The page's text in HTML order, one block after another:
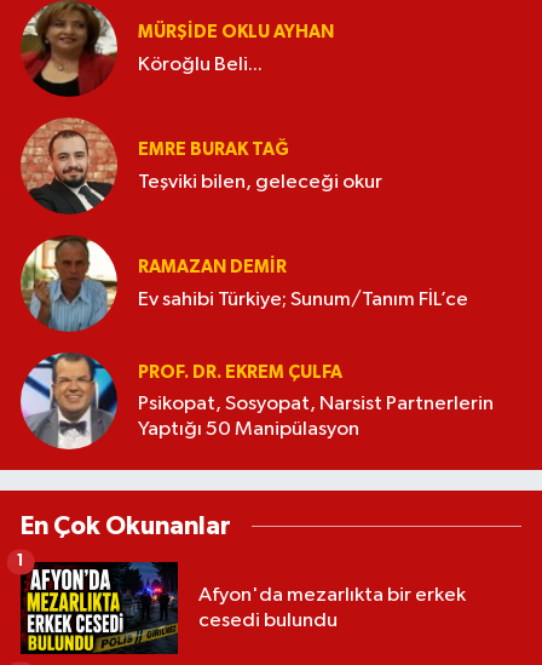
MÜRŞIDE OKLU AYHAN
Köroğlu Beli...
EMRE BURAK TAĞ
Teşviki bilen, geleceği okur
RAMAZAN DEMİR
Ev sahibi Türkiye; Sunum/Tanım FİL’ce
PROF. DR. EKREM ÇULFA
Psikopat, Sosyopat, Narsist Partnerlerin
Yaptığı 50 Manipülasyon
En Çok Okunanlar
Afyon'da mezarlıkta bir erkek
cesedi bulundu
1